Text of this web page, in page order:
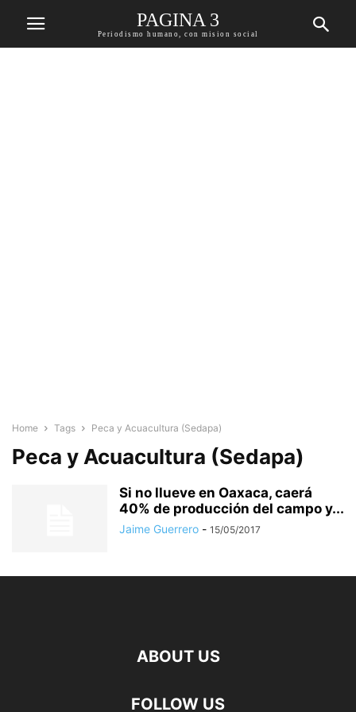
PAGINA 3
Periodismo humano, con mision social
Home Tags Peca y Acuacultura (Sedapa)
Peca y Acuacultura (Sedapa)
Si no llueve en Oaxaca, caerá
40% de producción del campo y...
Jaime Guerrero - 15/05/2017
ABOUT US
FOLLOW US